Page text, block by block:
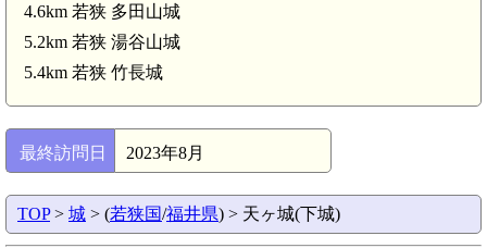
4.6km 若狭 多田山城
5.2km 若狭 湯谷山城
5.4km 若狭 竹長城
最終訪問日 2023年8月
TOP> 城 > (若狭国/福井県) > 天ヶ城(下城)